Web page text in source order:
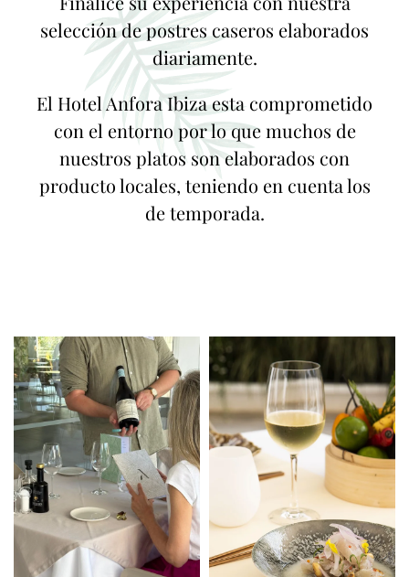
selección de postres caseros elaborados
diariamente.
El Hotel Anfora Ibiza esta comprometido
con el entorno por lo que muchos de
nuestros platos son elaborados con
producto locales, teniendo en cuenta los
de temporada.